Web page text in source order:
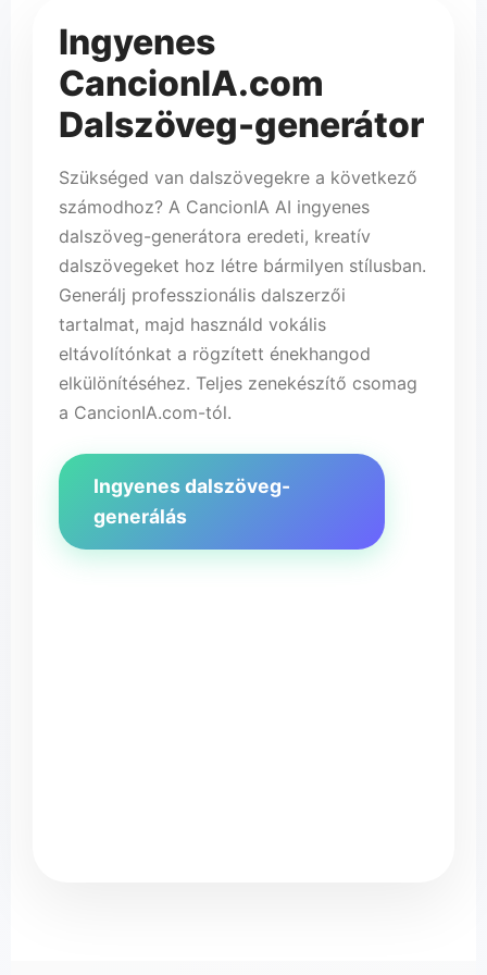
Ingyenes
CancionIA.com
Dalszöveg-generátor
Szükséged van dalszövegekre a következő
számodhoz? A CancionIA AI ingyenes
dalszöveg-generátora eredeti, kreatív
dalszövegeket hoz létre bármilyen stílusban.
Generálj professzionális dalszerzői
tartalmat, majd használd vokális
eltávolítónkat a rögzített énekhangod
elkülönítéséhez. Teljes zenekészítő csomag
a CancionIA.com-tól.
Ingyenes dalszöveg-
generálás